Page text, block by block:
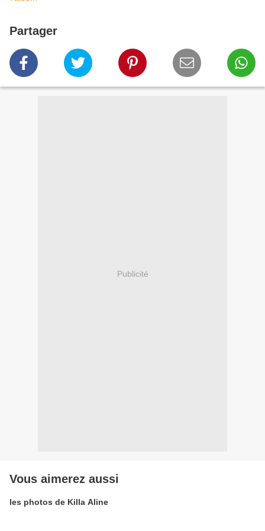
Partager
Publicité
Vous aimerez aussi
les photos de Killa Aline